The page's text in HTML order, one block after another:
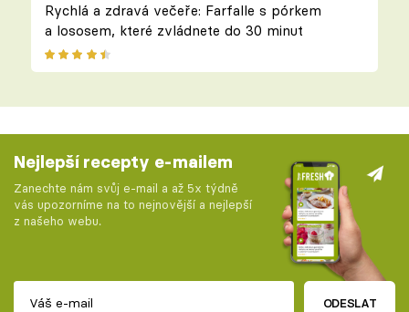
Rychlá a zdravá večeře: Farfalle s pórkem
a lososem, které zvládnete do 30 minut
Nejlepší recepty e-mailem
Zanechte nám svůj e-mail a až 5x týdně
vás upozorníme na to nejnovější a nejlepší
z našeho webu.
ODESLAT